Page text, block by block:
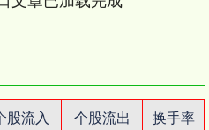
股流入 个股流出
换手率